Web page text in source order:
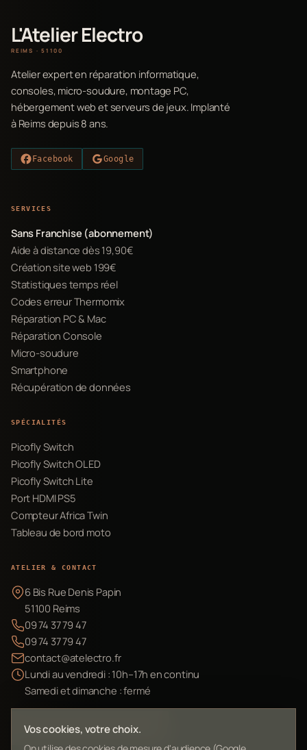
L'Atelier Electro
REIMS · 51100
Atelier expert en réparation informatique,
consoles, micro-soudure, montage PC,
hébergement web et serveurs de jeux. Implanté
à Reims depuis 8 ans.
Facebook Google
SERVICES
Sans Franchise (abonnement)
Aide à distance dès 19,90€
Création site web 199€
Statistiques temps réel
Codes erreur Thermomix
Réparation PC & Mac
Réparation Console
Micro-soudure
Smartphone
Récupération de données
SPÉCIALITÉS
Picofly Switch
Picofly Switch OLED
Picofly Switch Lite
Port HDMI PS5
Compteur Africa Twin
Tableau de bord moto
ATELIER & CONTACT
6 Bis Rue Denis Papin
51100 Reims
09 74 37 79 47
09 74 37 79 47
contact@atelectro.fr
Lundi au vendredi : 10h–17h en continu
Samedi et dimanche : fermé
Envoyer mon matériel
Vos cookies, votre choix.